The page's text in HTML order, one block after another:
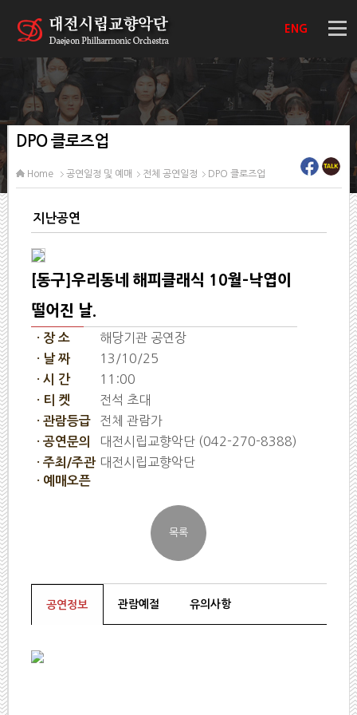
ENG
DPO 클로즈업
Home 공연일정 및 예매 전체 공연일정 DPO 클로즈업
지난공연
[동구]우리동네 해피클래식 10월-낙엽이
떨어진 날.
· 장 소 해당기관 공연장
· 날 짜 13/10/25
· 시 간 11:00
· 티 켓 전석 초대
· 관람등급 전체 관람가
· 공연문의 대전시립교향악단 (042-270-8388)
· 주최/주관 대전시립교향악단
· 예매오픈
공연정보 관람예절 유의사항